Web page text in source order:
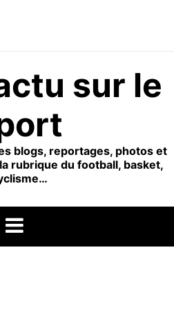
sur le
blogs, reportages, photos et
rubrique du football, basket,